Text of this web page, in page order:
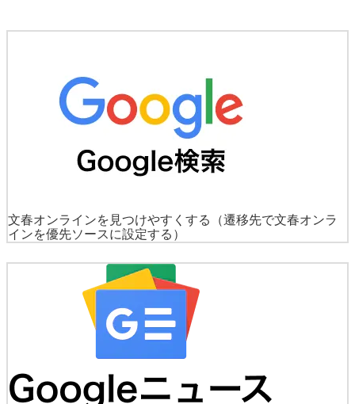
文春オンラインを見つけやすくする
（遷移先で文春オンラ
インを優先ソースに設定する）